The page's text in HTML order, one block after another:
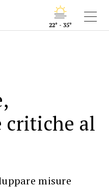
22° - 35°
critiche al
misure